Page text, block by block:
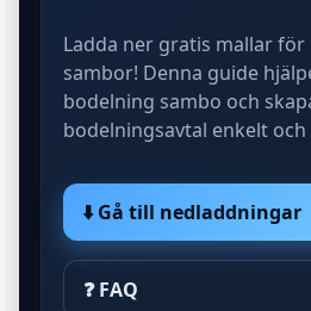
Ladda ner gratis mallar
sambor! Denna guide
bodelning sambo och
bodelningsavtal enkelt
⬇️ Gå till nedladdningar
❓ FAQ